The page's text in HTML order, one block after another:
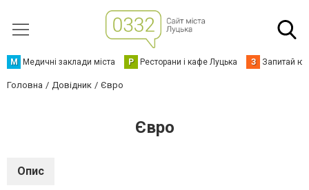
М Медичні заклади міста Р Ресторани і кафе Луцька З Запитай
Головна Довідник Євро
Євро
Опис